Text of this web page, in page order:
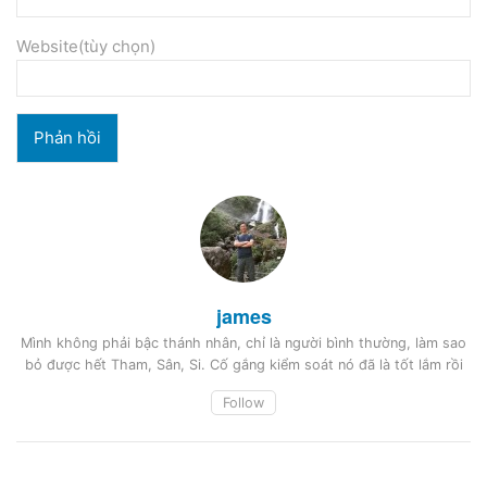
Website(tùy chọn)
james
Mình không phải bậc thánh nhân, chỉ là người bình thường, làm sao
bỏ được hết Tham, Sân, Si. Cố gắng kiểm soát nó đã là tốt lắm rồi
Follow